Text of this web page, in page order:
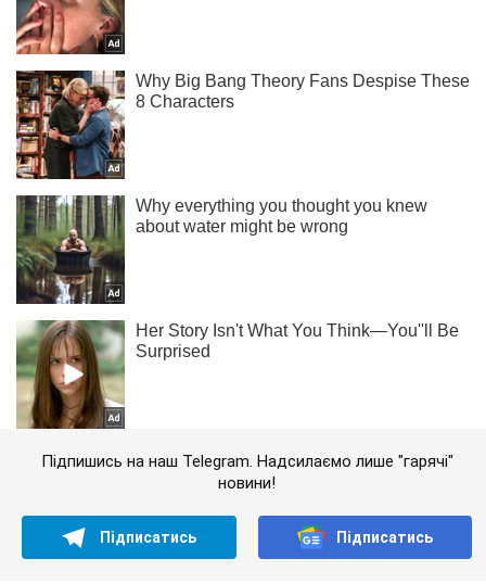
Підпишись на наш Telegram. Надсилаємо лише "гарячі"
новини!
Підписатись Підписатись